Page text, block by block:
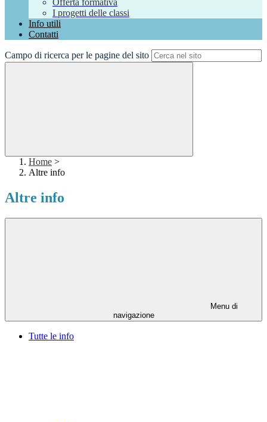
Offerta formativa
I progetti delle classi
Info utili
Contatti
Campo di ricerca per le pagine del sito
Home >
Altre info
Altre info
Menu di
navigazione
Tutte le info